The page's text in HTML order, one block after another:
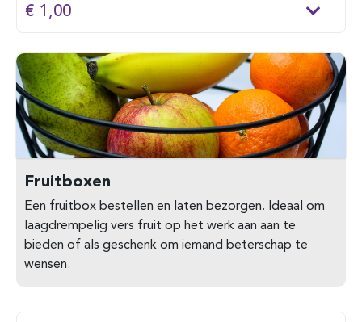
€ 1,00
Fruitboxen
Een fruitbox bestellen en laten bezorgen. Ideaal om
laagdrempelig vers fruit op het werk aan aan te
bieden of als geschenk om iemand beterschap te
wensen.